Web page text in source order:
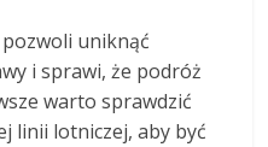
uniknąć
i sprawi, że podróż
warto sprawdzić
linii lotniczej, aby być